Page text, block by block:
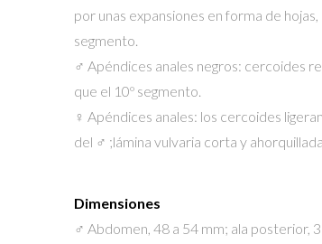
por unas expansiones en forma de
segmento.
♂ Apéndices anales negros: cercoides
que el 10º segmento.
♀ Apéndices anales: los cercoides
del ♂ ;lámina vulvaria corta y
Dimensiones
♂ Abdomen, 48 a 54 mm; ala posterior,